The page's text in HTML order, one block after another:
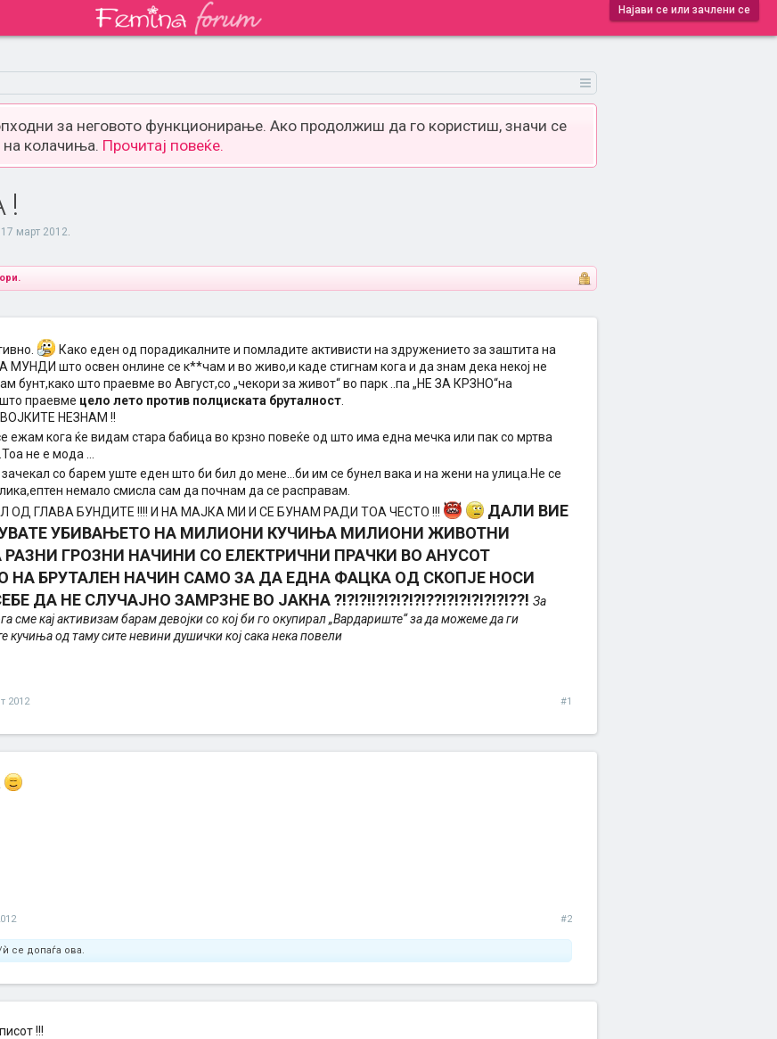
Најави се или зачлени се
за неговото функционирање. Ако продолжиш да го користиш, значи се
на колачиња. Прочитај повеќе.
!
17 март 2012.
Како еден од порадикалните и помладите активисти на здружението за заштита на
што освен онлине се к**чам и во живо,и каде стигнам кога и да знам дека некој не
бунт,како што праевме во Август,со „чекори за живот“ во парк ..па „НЕ ЗА КРЗНО“на
праевме цело лето против полциската бруталност
НЕЗНАМ !!
ежам кога ќе видам стара бабица во крзно повеќе од што има една мечка или пак со мртва
не е мода ...
зачекал со барем уште еден што би бил до мене...би им се бунел вака и на жени на улица.Не се
немало смисла сам да почнам да се расправам.
ОД ГЛАВА БУНДИТЕ !!!! И НА МАЈКА МИ И СЕ БУНАМ РАДИ ТОА ЧЕСТО !!!
ДАЛИ ВИЕ
УБИВАЊЕТО НА МИЛИОНИ КУЧИЊА МИЛИОНИ ЖИВОТНИ
ГРОЗНИ НАЧИНИ СО ЕЛЕКТРИЧНИ ПРАЧКИ ВО АНУСОТ
НА БРУТАЛЕН НАЧИН САМО ЗА ДА ЕДНА ФАЦКА ОД СКОПЈЕ НОСИ
ДА НЕ СЛУЧАЈНО ЗАМРЗНЕ ВО ЈАКНА ?!?!?!!?!?!?!?!??!?!?!?!?!?!??! За
сме кај активизам барам девојки со кој би го окупирал „Вардариште“ за да можеме да ги
кучиња од таму сите невини душички кој сака нека повели
2012 #1
#2
ѝ се допаѓа ова.
!!!